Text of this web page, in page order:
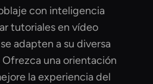
con inteligencia
tutoriales en vídeo
adapten a su diversa
una orientación
la experiencia del